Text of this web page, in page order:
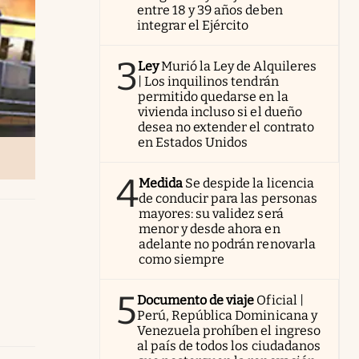
entre 18 y 39 años deben
integrar el Ejército
3LeyMurió la Ley de Alquileres
| Los inquilinos tendrán
permitido quedarse en la
vivienda incluso si el dueño
desea no extender el contrato
en Estados Unidos
4Medida Se despide la licencia
de conducir para las personas
mayores: su validez será
menor y desde ahora en
adelante no podrán renovarla
como siempre
5Documento de viaje Oficial |
Perú, República Dominicana y
Venezuela prohíben el ingreso
al país de todos los ciudadanos